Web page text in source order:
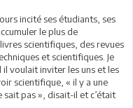
incité ses étudiants, ses
le plus de
scientifiques, des revues
et scientifiques. Je
voulait inviter les uns et les
scientifique, « il y a une
pas », disait-il et c’était